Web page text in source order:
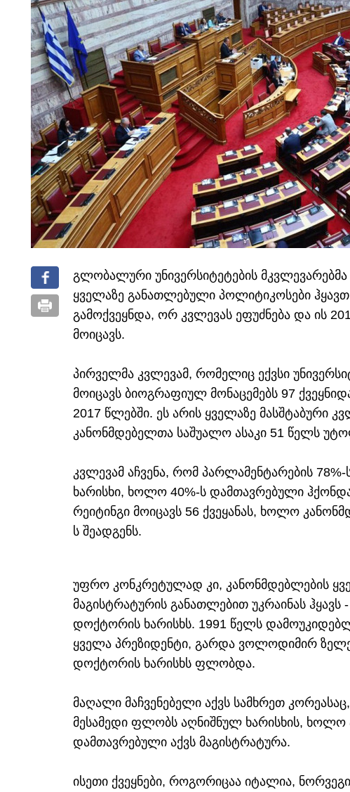
გლობალური უნივერსიტეტების
ყველაზე განათლებული პოლიტიკოსები
გამოქვეყნდა, ორ კვლევას ეფუძნება და ის
მოიცავს.
პირველმა კვლევამ, რომელიც ექვსი
მოიცავს ბიოგრაფიულ მონაცემებს 97
2017 წლებში. ეს არის ყველაზე მასშტაბური
კანონმდებელთა საშუალო ასაკი 51 წელს
კვლევამ აჩვენა, რომ პარლამენტარების
ხარისხი, ხოლო 40%-ს დამთავრებული
რეიტინგი მოიცავს 56 ქვეყანას, ხოლო
ს შეადგენს.
უფრო კონკრეტულად კი, კანონმდებლების
მაგისტრატურის განათლებით უკრაინას
დოქტორის ხარისხს. 1991 წელს
ყველა პრეზიდენტი, გარდა ვოლოდიმირ
დოქტორის ხარისხს ფლობდა.
მაღალი მაჩვენებელი აქვს სამხრეთ
მესამედი ფლობს აღნიშნულ ხარისხის, ხოლო
დამთავრებული აქვს მაგისტრატურა.
ისეთი ქვეყნები, როგორიცაა იტალია,